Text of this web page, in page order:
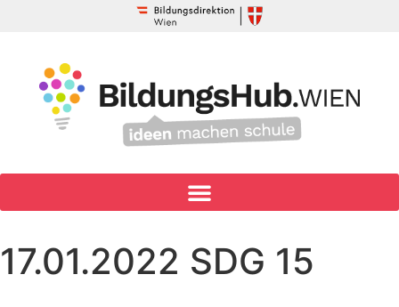
17.01.2022 SDG 15